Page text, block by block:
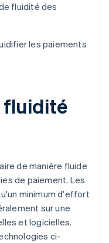
fluidité des
les paiements
fluidité
de manière fluide
de paiement. Les
minimum d'effort
sur une
et logicielles.
ci-